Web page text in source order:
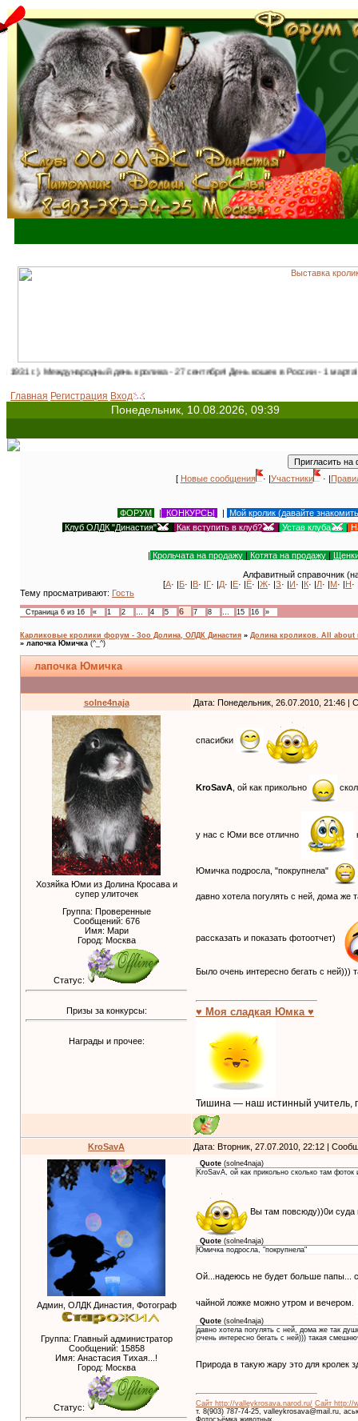
день кролика - 27 сентября! День кошек в России - 1 марта!
Главная Регистрация Вход
Понедельник, 10.08.2026, 09:39
[ Новые сообщения · |Участники · |
ФОРУМ | КОНКУРСЫ | Мой кролик (давайте
Клуб ОЛДК "Династия"
| Как вступить в клуб? | Устав клуба |
| Крольчата на продажу | Котята на продажу |
Алфавитный справочник
[А· |Б· |В· |Г· |Д· |Е· |Ё· |Ж· |З· |И· |К· |Л· |М· |Н·
Тему просматривают: Гость
Страница 6 из 16 « 1 2 … 4 5 6 7 8 … 15 16 »
Карликовые кролики форум - Зоо Долина, ОЛДК Династия » Долина кроликов. All about
» лапочка Юмичка (^_^)
лапочка Юмичка
solne4naja Дата: Понедельник, 26.07.2010, 21:46 |
Хозяйка Юми из Долина Кросава и
супер улиточек
Группа: Проверенные
Сообщений: 676
Имя: Мари
Город: Москва
Статус:
Призы за конкурсы:
Награды и прочее:
спасибки
KroSavA , ой как прикольно
у нас с Юми все отлично
Юмичка подросла, "покрупнела"
давно хотела погулять с ней, дома же
рассказать и показать фотоотчет)
Было очень интересно бегать с
♥ Моя сладкая Юмка ♥
Тишина — наш истинный учитель,
KroSavA Дата: Вторник, 27.07.2010, 22:12 |
Админ, ОЛДК Династия, Фотограф
Группа: Главный администратор
Сообщений: 15858
Имя: Анастасия Тихая...!
Город: Москва
Статус:
Quote (solne4naja)
KroSavA, ой как прикольно сколько там фоток
Вы там повсюду))0и
Quote (solne4naja)
Юмичка подросла, "покрупнела"
Ой...надеюсь не будет больше папы...
чайной ложке можно утром и вечером.
Quote (solne4naja)
давно хотела погулять с ней, дома же так
очень интересно бегать с ней))) такая
Природа в такую жару это для кролек
Сайт http://valleykrosava.narod.ru/ Сайт http://
т. 8(903) 787-74-25, valleykrosava@mail.ru,
Фотосъёмка животных.